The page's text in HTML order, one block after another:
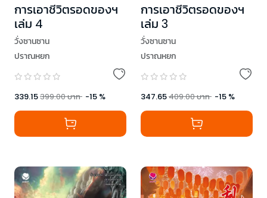
การเอาชีวิตรอดของฯ
เล่ม 4
วั่งซานซาน
ปราณหยก
339.15399.00บาท -15 %
การเอาชีวิตรอดของฯ
เล่ม 3
วั่งซานซาน
ปราณหยก
347.65409.00บาท -15 %